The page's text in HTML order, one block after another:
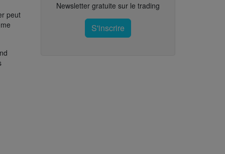
Newsletter gratuite sur le trading
S'inscrire
peut